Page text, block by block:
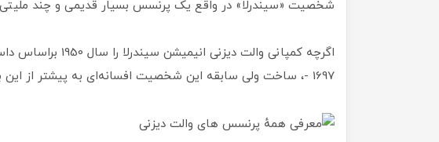
شخصیت «سیندرلا» در واقع یک پرنسس بسیار قدیمی و چند
اگرچه کمپانی‌ والت
1697 -، ساخت ولی سابقه این شخصیت افسانه‌ای به پیشتر از این بازمی‌گردد.